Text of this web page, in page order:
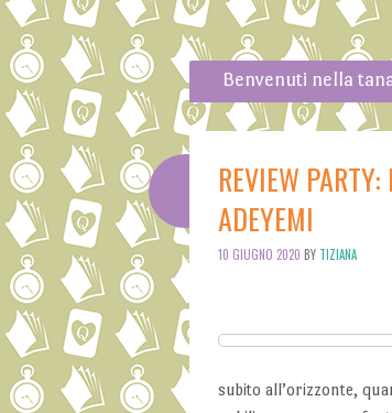
Benvenuti nella
Menu
Skip to content
REVIEW
ADEYEMI
10 GIUGNO 2020 BY TIZIANA
subito all’orizzonte,